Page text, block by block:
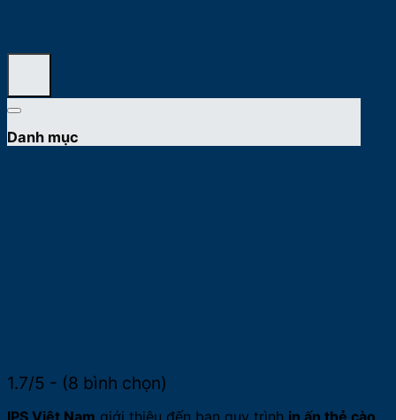
Danh mục
1.7/5 - (8 bình chọn)
IPS Việt Nam giới thiệu đến bạn quy trình in ấn thẻ cào